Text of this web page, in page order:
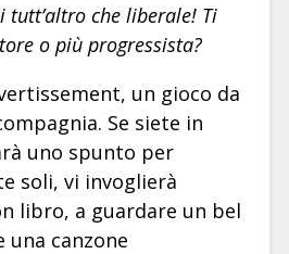
tutt’altro che liberale! Ti
o più progressista?
un gioco da
Se siete in
uno spunto per
soli, vi invoglierà
libro, a guardare un bel
una canzone